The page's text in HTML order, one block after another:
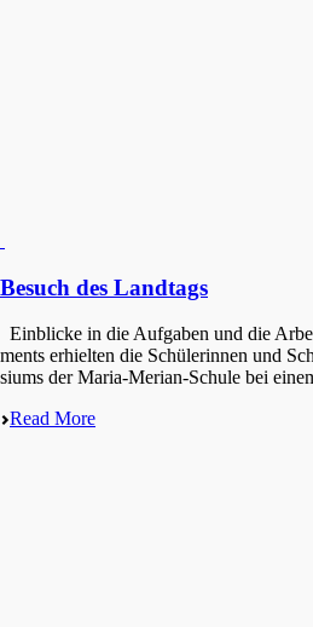
Besuch des Landtags
Einbli­cke in die Aufga­ben und die
ments erhiel­ten die Schüle­rin­nen und
si­ums der Maria-Merian-Schule bei
Read More